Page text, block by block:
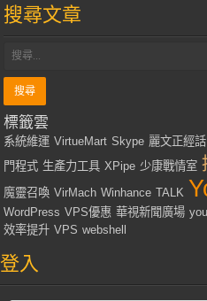
搜尋文章
標籤雲
系統維運 VirtueMart Skype 麗文正經話
門程式 生產力工具 XPipe 少康戰情室
魔靈召喚 VirMach Winhance TALK
WordPress VPS優惠 華視新聞廣場
效率提升 VPS webshell
登入